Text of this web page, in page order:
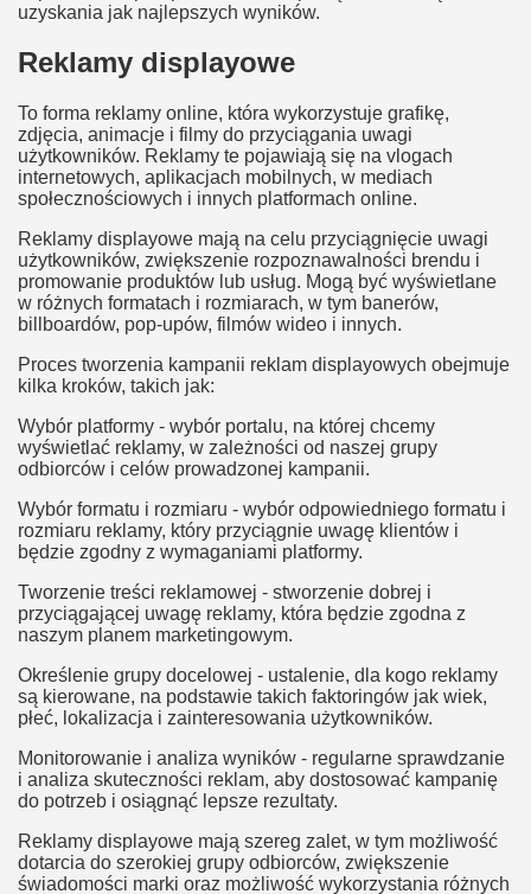
uzyskania jak najlepszych wyników.
Reklamy displayowe
To forma reklamy online, która wykorzystuje grafikę,
zdjęcia, animacje i filmy do przyciągania uwagi
użytkowników. Reklamy te pojawiają się na vlogach
internetowych, aplikacjach mobilnych, w mediach
społecznościowych i innych platformach online.
Reklamy displayowe mają na celu przyciągnięcie uwagi
użytkowników, zwiększenie rozpoznawalności brendu i
promowanie produktów lub usług. Mogą być wyświetlane
w różnych formatach i rozmiarach, w tym banerów,
billboardów, pop-upów, filmów wideo i innych.
Proces tworzenia kampanii reklam displayowych obejmuje
kilka kroków, takich jak:
Wybór platformy - wybór portalu, na której chcemy
wyświetlać reklamy, w zależności od naszej grupy
odbiorców i celów prowadzonej kampanii.
Wybór formatu i rozmiaru - wybór odpowiedniego formatu i
rozmiaru reklamy, który przyciągnie uwagę klientów i
będzie zgodny z wymaganiami platformy.
Tworzenie treści reklamowej - stworzenie dobrej i
przyciągającej uwagę reklamy, która będzie zgodna z
naszym planem marketingowym.
Określenie grupy docelowej - ustalenie, dla kogo reklamy
są kierowane, na podstawie takich faktoringów jak wiek,
płeć, lokalizacja i zainteresowania użytkowników.
Monitorowanie i analiza wyników - regularne sprawdzanie
i analiza skuteczności reklam, aby dostosować kampanię
do potrzeb i osiągnąć lepsze rezultaty.
Reklamy displayowe mają szereg zalet, w tym możliwość
dotarcia do szerokiej grupy odbiorców, zwiększenie
świadomości marki oraz możliwość wykorzystania różnych